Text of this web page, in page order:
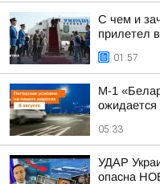
С чем и
прилетел
01:57
М-1
ожидается
05:33
УДАР
опасна